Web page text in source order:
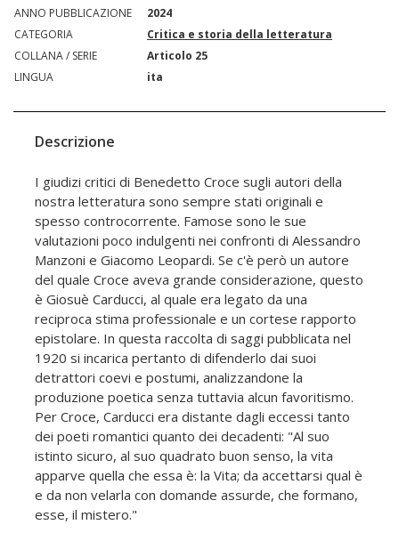
ANNO PUBBLICAZIONE
2024
CATEGORIA
Critica e storia della letteratura
COLLANA / SERIE
Articolo 25
LINGUA
ita
Descrizione
I giudizi critici di Benedetto Croce sugli autori della
nostra letteratura sono sempre stati originali e
spesso controcorrente. Famose sono le sue
valutazioni poco indulgenti nei confronti di Alessandro
Manzoni e Giacomo Leopardi. Se c'è però un autore
del quale Croce aveva grande considerazione, questo
è Giosuè Carducci, al quale era legato da una
reciproca stima professionale e un cortese rapporto
epistolare. In questa raccolta di saggi pubblicata nel
1920 si incarica pertanto di difenderlo dai suoi
detrattori coevi e postumi, analizzandone la
produzione poetica senza tuttavia alcun favoritismo.
Per Croce, Carducci era distante dagli eccessi tanto
dei poeti romantici quanto dei decadenti: "Al suo
istinto sicuro, al suo quadrato buon senso, la vita
apparve quella che essa è: la Vita; da accettarsi qual è
e da non velarla con domande assurde, che formano,
esse, il mistero."